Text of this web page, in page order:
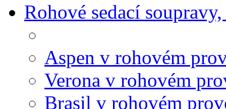
Rohové sedací
Aspen v rohovém
Verona v rohovém
Brasil v rohovém